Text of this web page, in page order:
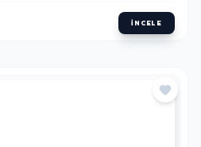
İNCELE